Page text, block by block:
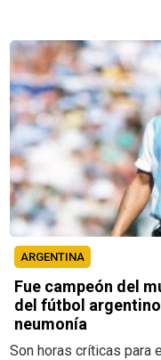
ARGENTINA
Fue campeón del
del fútbol
neumonía
Son horas críticas para